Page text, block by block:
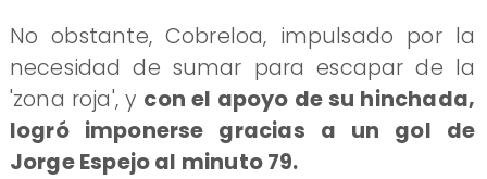
No obstante, Cobreloa, impulsado por la
necesidad de sumar para escapar de la
'zona roja', y con el apoyo de su hinchada,
logró imponerse gracias a un gol de
Jorge Espejo al minuto 79.